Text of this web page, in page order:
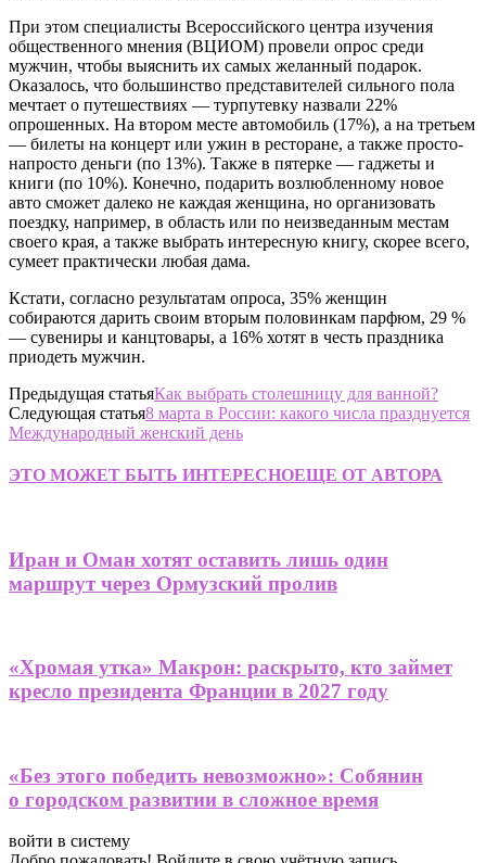
При этом специалисты Всероссийского центра изучения
общественного мнения (ВЦИОМ) провели опрос среди
мужчин, чтобы выяснить их самых желанный подарок.
Оказалось, что большинство представителей сильного пола
мечтает о путешествиях — турпутевку назвали 22%
опрошенных. На втором месте автомобиль (17%), а на третьем
— билеты на концерт или ужин в ресторане, а также просто-
напросто деньги (по 13%). Также в пятерке — гаджеты и
книги (по 10%). Конечно, подарить возлюбленному новое
авто сможет далеко не каждая женщина, но организовать
поездку, например, в область или по неизведанным местам
своего края, а также выбрать интересную книгу, скорее всего,
сумеет практически любая дама.
Кстати, согласно результатам опроса, 35% женщин
собираются дарить своим вторым половинкам парфюм, 29 %
— сувениры и канцтовары, а 16% хотят в честь праздника
приодеть мужчин.
Предыдущая статьяКак выбрать столешницу для ванной?
Следующая статья8 марта в России: какого числа празднуется
Международный женский день
ЭТО МОЖЕТ БЫТЬ ИНТЕРЕСНОЕЩЕ ОТ АВТОРА
Иран и Оман хотят оставить лишь один
маршрут через Ормузский пролив
«Хромая утка» Макрон: раскрыто, кто займет
кресло президента Франции в 2027 году
«Без этого победить невозможно»: Собянин
о городском развитии в сложное время
войти в систему